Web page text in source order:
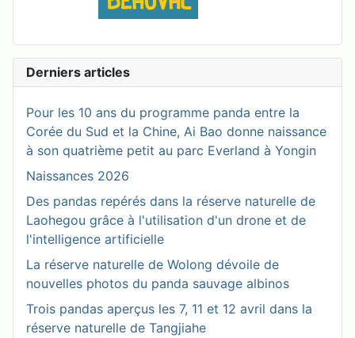
Derniers articles
Pour les 10 ans du programme panda entre la
Corée du Sud et la Chine, Ai Bao donne naissance
à son quatrième petit au parc Everland à Yongin
Naissances 2026
Des pandas repérés dans la réserve naturelle de
Laohegou grâce à l'utilisation d'un drone et de
l'intelligence artificielle
La réserve naturelle de Wolong dévoile de
nouvelles photos du panda sauvage albinos
Trois pandas aperçus les 7, 11 et 12 avril dans la
réserve naturelle de Tangjiahe